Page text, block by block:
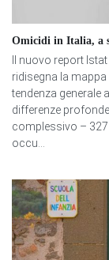
Omicidi in Italia, a
Il nuovo report
ridisegna la
tendenza generale
differenze
complessivo – 327
occu...